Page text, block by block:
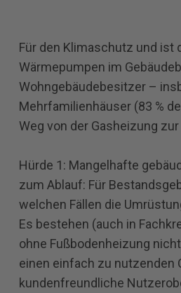
Für den Klimaschutz und ist
Wärmepumpen im
Wohngebäudebesitzer –
Mehrfamilienhäuser (83 %
Weg von der Gasheizung
Hürde 1: Mangelhafte
zum Ablauf: Für
welchen Fällen die
Es bestehen (auch in
ohne Fußbodenheizung
einen einfach zu nutzenden
kundenfreundliche